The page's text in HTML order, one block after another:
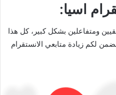
اسيا:
ومتفاعلين بشكل كبير، كل هذا
لكم زيادة متابعي الانستقرام